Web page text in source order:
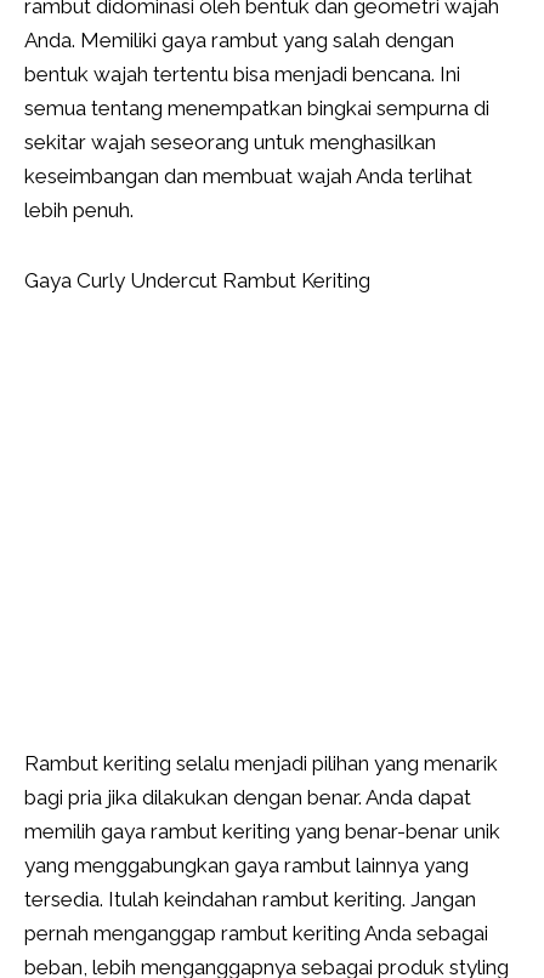
rambut didominasi oleh bentuk dan geometri wajah
Anda. Memiliki gaya rambut yang salah dengan
bentuk wajah tertentu bisa menjadi bencana. Ini
semua tentang menempatkan bingkai sempurna di
sekitar wajah seseorang untuk menghasilkan
keseimbangan dan membuat wajah Anda terlihat
lebih penuh.
Gaya Curly Undercut Rambut Keriting
Rambut keriting selalu menjadi pilihan yang menarik
bagi pria jika dilakukan dengan benar. Anda dapat
memilih gaya rambut keriting yang benar-benar unik
yang menggabungkan gaya rambut lainnya yang
tersedia. Itulah keindahan rambut keriting. Jangan
pernah menganggap rambut keriting Anda sebagai
beban, lebih menganggapnya sebagai produk styling